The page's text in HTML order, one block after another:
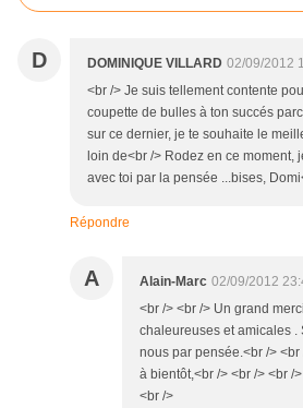
D DOMINIQUE VILLARD 02/09/2012
<br /> Je suis tellement contente
coupette de bulles à ton succés
sur ce dernier, je te souhaite le
loin de<br /> Rodez en ce moment,
avec toi par la pensée ...bises,
Répondre
A Alain-Marc 02/09/2012
<br /> <br /> Un grand
chaleureuses et amicales .
nous par pensée.<br />
à bientôt,<br /> <br /> <br /
<br />